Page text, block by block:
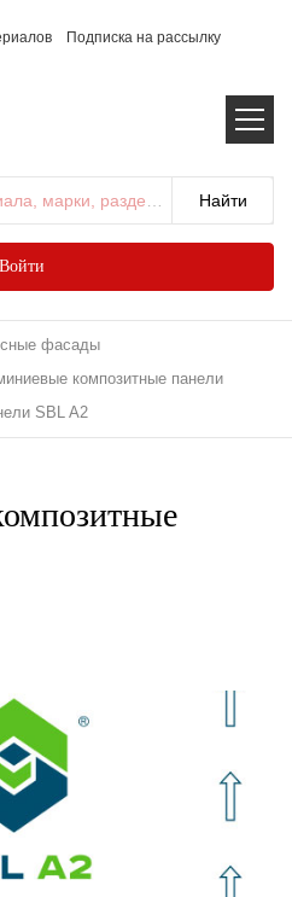
Подписка на рассылку
марки, раздела...
Войти
фасады
композитные панели
SBL A2